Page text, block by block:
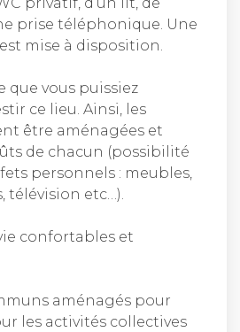
prise téléphonique. Une
mise à disposition.
que vous puissiez
ce lieu. Ainsi, les
être aménagées et
de chacun (possibilité
personnels : meubles,
télévision etc…).
confortables et
aménagés pour
les activités collectives